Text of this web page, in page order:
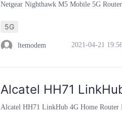
Netgear Nighthawk M5 Mobile 5G
5G
ltemodem 2021-04-21
Alcatel HH71
Alcatel HH71 LinkHub 4G Home Router